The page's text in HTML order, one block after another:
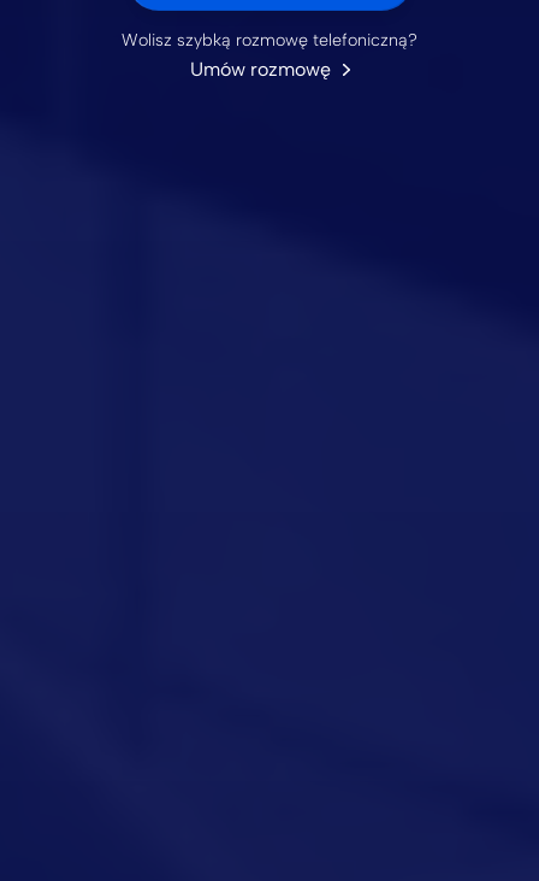
Wolisz szybką rozmowę telefoniczną?
Umów rozmowę